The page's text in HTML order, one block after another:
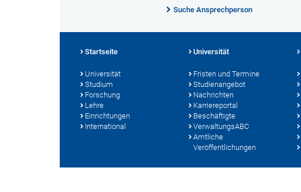
Suche Ansprechperson
Startseite
Universität
Studium
Forschung
Lehre
Einrichtungen
International
Universität
Fristen und Termine
Studienangebot
Nachrichten
Karriereportal
Beschäftigte
VerwaltungsABC
Amtliche
Veröffentlichungen